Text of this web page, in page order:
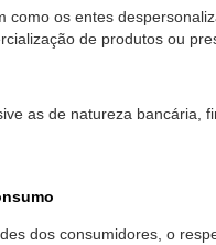
os entes
de produtos ou
as de natureza bancária,
dos consumidores, o